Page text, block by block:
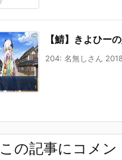
【鯖】きよひー
204: 名無しさん
この記事にコメン